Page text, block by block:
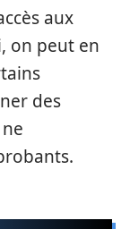
aux
on peut en
des